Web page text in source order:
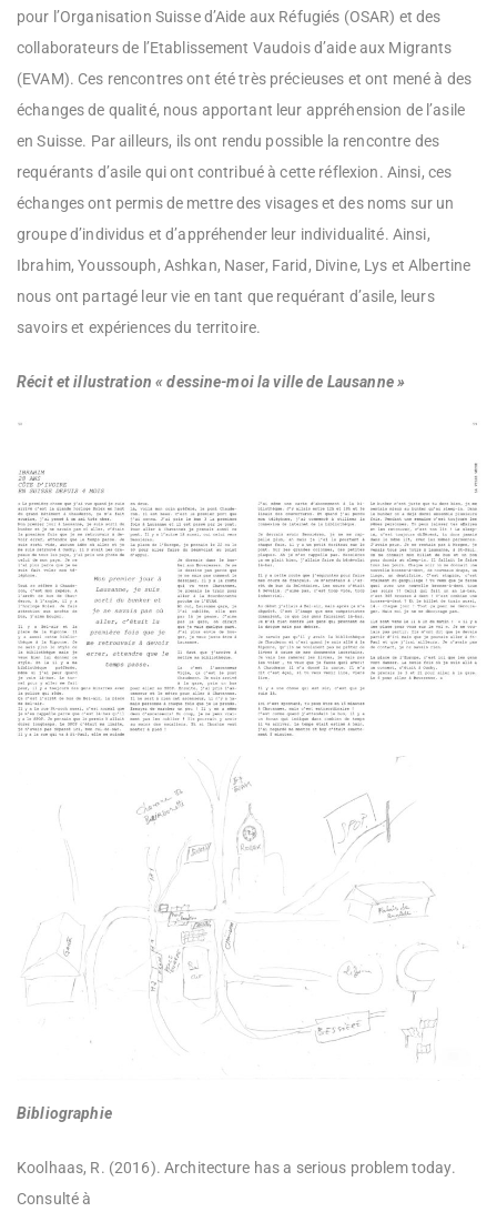
pour l’Organisation Suisse d’Aide aux Réfugiés (OSAR) et des
collaborateurs de l’Etablissement Vaudois d’aide aux Migrants
(EVAM). Ces rencontres ont été très précieuses et ont mené à des
échanges de qualité, nous apportant leur appréhension de l’asile
en Suisse. Par ailleurs, ils ont rendu possible la rencontre des
requérants d’asile qui ont contribué à cette réflexion. Ainsi, ces
échanges ont permis de mettre des visages et des noms sur un
groupe d’individus et d’appréhender leur individualité. Ainsi,
Ibrahim, Youssouph, Ashkan, Naser, Farid, Divine, Lys et Albertine
nous ont partagé leur vie en tant que requérant d’asile, leurs
savoirs et expériences du territoire.
Récit et illustration « dessine-moi la ville de Lausanne »
Bibliographie
Koolhaas, R. (2016). Architecture has a serious problem today.
Consulté à